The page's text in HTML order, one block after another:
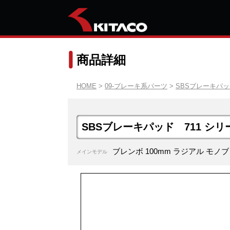
商品詳細
HOME > 09-ブレーキ系パーツ > SBSブレーキパ
SBSブレーキパッド 711 シリ
メインモデル ブレンボ 100mm ラジアル モノ